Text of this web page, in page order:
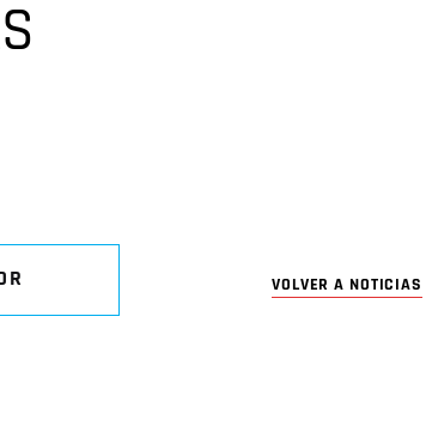
VOLVER A NOTICIAS